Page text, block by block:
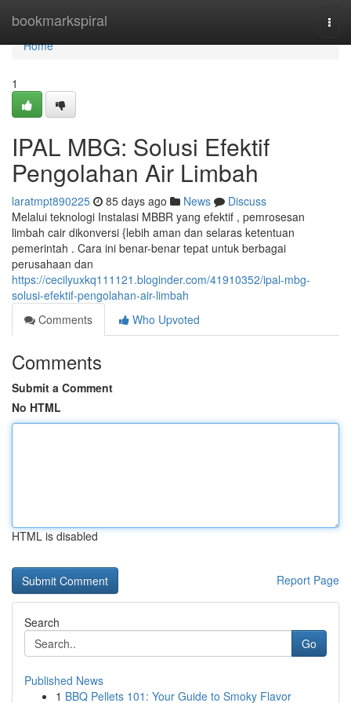
bookmarkspiral
Home
Home
1
IPAL MBG: Solusi Efektif
Pengolahan Air Limbah
laratmpt890225 85 days ago News
Discuss
Melalui teknologi Instalasi MBBR yang efektif , pemrosesan
limbah cair dikonversi {lebih aman dan selaras ketentuan
pemerintah . Cara ini benar-benar tepat untuk berbagai
perusahaan dan
https://cecilyuxkq111121.bloginder.com/41910352/ipal-mbg-
solusi-efektif-pengolahan-air-limbah
Comments
Who Upvoted
Comments
Submit a Comment
No HTML
HTML is disabled
Report Page
Search
Go
Published News
1 BBQ Pellets 101: Your Guide to Smoky Flavor